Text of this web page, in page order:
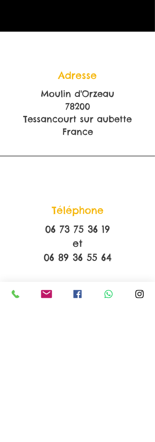
Adresse
Moulin d'Orzeau
78200
Tessancourt sur aubette
France
Téléphone
06 73 75 36 19
et
06 89 36 55 64